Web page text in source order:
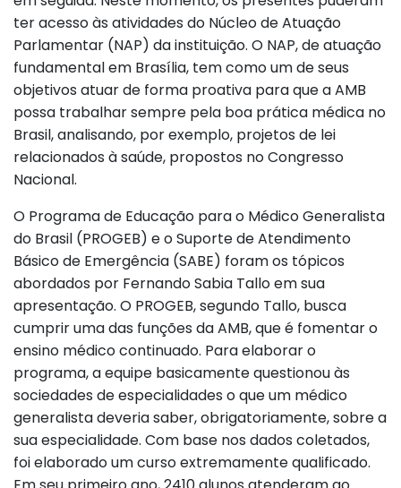
ter acesso às atividades do Núcleo de Atuação
Parlamentar (NAP) da instituição. O NAP, de atuação
fundamental em Brasília, tem como um de seus
objetivos atuar de forma proativa para que a AMB
possa trabalhar sempre pela boa prática médica no
Brasil, analisando, por exemplo, projetos de lei
relacionados à saúde, propostos no Congresso
Nacional.
O Programa de Educação para o Médico Generalista
do Brasil (PROGEB) e o Suporte de Atendimento
Básico de Emergência (SABE) foram os tópicos
abordados por Fernando Sabia Tallo em sua
apresentação. O PROGEB, segundo Tallo, busca
cumprir uma das funções da AMB, que é fomentar o
ensino médico continuado. Para elaborar o
programa, a equipe basicamente questionou às
sociedades de especialidades o que um médico
generalista deveria saber, obrigatoriamente, sobre a
sua especialidade. Com base nos dados coletados,
foi elaborado um curso extremamente qualificado.